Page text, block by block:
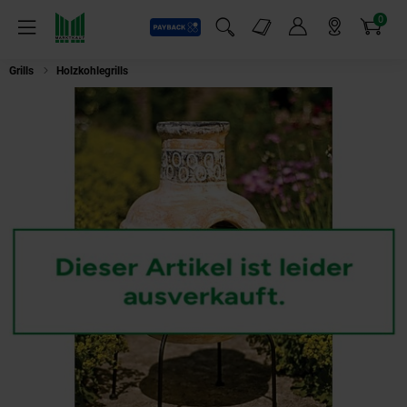
Menü
Payback
Suchfeld einblenden
Markt-Angebote 0
Artikel
Grills Holzkohlegrills